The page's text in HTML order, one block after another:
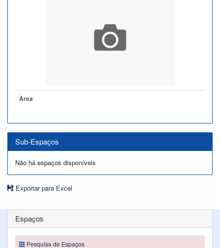
Àrea
Sub-Espaços
Não há espaços disponíveis
Exportar para Excel
Espaços
Pesquisa de Espaços